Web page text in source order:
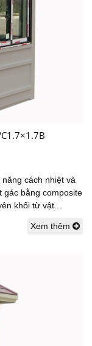
cách nhiệt và
gác bằng composite
khối từ vật...
Xem thêm